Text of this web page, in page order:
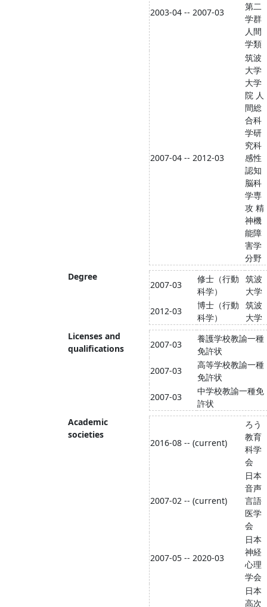
2003-04 -- 2007-03
第二
学群
人間
学類
2007-04 -- 2012-03
筑波
大学
大学
院 人
間総
合科
学研
究科
感性
認知
脳科
学専
攻 精
神機
能障
害学
分野
Degree
2007-03
修士（行動
科学）
筑波
大学
2012-03
博士（行動
科学）
筑波
大学
Licenses and
qualifications
2007-03
養護学校教諭一種
免許状
2007-03
高等学校教諭一種
免許状
2007-03
中学校教諭一種免
許状
Academic
societies
2016-08 -- (current)
ろう
教育
科学
会
2007-02 -- (current)
日本
音声
言語
医学
会
2007-05 -- 2020-03
日本
神経
心理
学会
日本
高次